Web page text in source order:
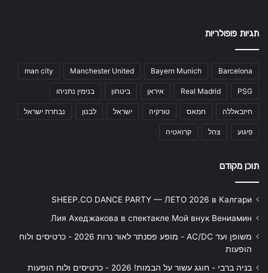
תגיות פופולריות
Barcelona
Bayern Munich
Manchester United
man city
PSG
Real Madrid איראן ביטחון בנימין נתניהו
חיזבאללה חמאס טורקיה ישראל לבנון נבחרת ישראל
פיגוע צהל קרואטיה
תוכן מקודם
SHEEP.CO DANCE PARTY — ЛЕТО 2026 в Калгари
Лия Ахеджакова в спектакле Мой внук Вениамин
משופן ועד AC/DC - מופע פסנתר לאור נרות 2026 - כרטיסים ולוח
הופעות
בניה ברבי - חוגג עשור על הבמות! 2026 - כרטיסים ולוח הופעות